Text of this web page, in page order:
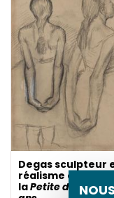
Degas sculpteur
réalisme
laPetite danseuse